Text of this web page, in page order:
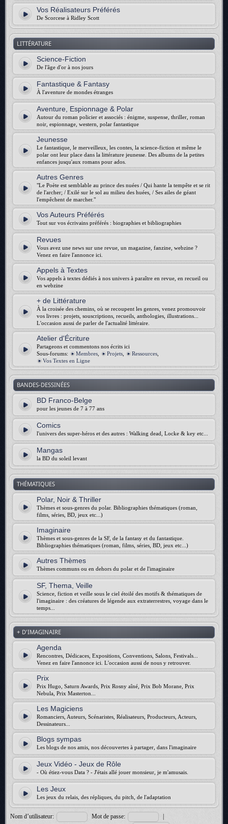
Vos Réalisateurs Préférés
De Scorcese à Ridley Scott
LITTÉRATURE
Science-Fiction
De l'âge d'or à nos jours
Fantastique & Fantasy
À l'aventure de mondes étranges
Aventure, Espionnage & Polar
Autour du roman policier et associés : énigme, suspense, thriller, roman
noir, espionnage, western, polar fantastique
Jeunesse
Le fantastique, le merveilleux, les contes, la science-fiction et même le
polar ont leur place dans la littérature jeunesse. Des albums de la petites
enfances jusqu'aux romans pour ados.
Autres Genres
"Le Poète est semblable au prince des nuées / Qui hante la tempête et se rit
de l'archer; / Exilé sur le sol au milieu des huées, / Ses ailes de géant
l'empêchent de marcher."
Vos Auteurs Préférés
Tout sur vos écrivains préférés : biographies et bibliographies
Revues
Vous avez une news sur une revue, un magazine, fanzine, webzine ?
Venez en faire l'annonce ici.
Appels à Textes
Vos appels à textes dédiés à nos univers à paraître en revue, en recueil ou
en webzine
+ de Littérature
À la croisée des chemins, où se recoupent les genres, venez promouvoir
vos livres : projets, souscriptions, recueils, anthologies, illustrations...
L'occasion aussi de parler de l'actualité littéraire.
Atelier d'Écriture
Partageons et commentons nos écrits ici
Sous-forums:
Membres Projets Ressources
Vos Textes en Ligne
BANDES-DESSINÉES
BD Franco-Belge
pour les jeunes de 7 à 77 ans
Comics
l'univers des super-héros et des autres : Walking dead, Locke & key etc...
Mangas
la BD du soleil levant
THÉMATIQUES
Polar, Noir & Thriller
Thèmes et sous-genres du polar. Bibliographies thématiques (roman,
films, séries, BD, jeux etc...)
Imaginaire
Thèmes et sous-genres de la SF, de la fantasy et du fantastique.
Bibliographies thématiques (roman, films, séries, BD, jeux etc...)
Autres Thèmes
Thèmes communs ou en dehors du polar et de l'imaginaire
SF, Thema, Veille
Science, fiction et veille sous le ciel étoilé des motifs & thématiques de
l'imaginaire : des créatures de légende aux extraterrestres, voyage dans le
temps...
+ D'IMAGINAIRE
Agenda
Rencontres, Dédicaces, Expositions, Conventions, Salons, Festivals...
Venez en faire l'annonce ici. L'occasion aussi de nous y retrouver.
Prix
Prix Hugo, Saturn Awards, Prix Rosny aîné, Prix Bob Morane, Prix
Nebula, Prix Masterton...
Les Magiciens
Romanciers, Auteurs, Scénaristes, Réalisateurs, Producteurs, Acteurs,
Dessinateurs...
Blogs sympas
Les blogs de nos amis, nos découvertes à partager, dans l'imaginaire
Jeux Vidéo - Jeux de Rôle
- Où étiez-vous Data ? - J'étais allé jouer monsieur, je m'amusais.
Les Jeux
Les jeux du relais, des répliques, du pitch, de l'adaptation
Nom d’utilisateur: Mot de passe:
|